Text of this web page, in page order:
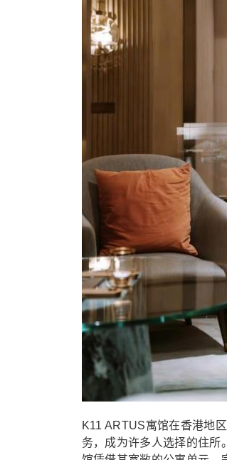
K11 ARTUS寓馆在香港地
务，成为许多人选择的住